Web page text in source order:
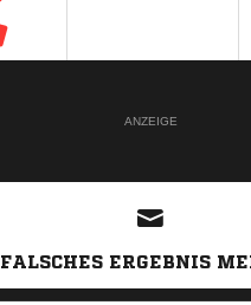
ANZEIGE
FALSCHES ERGEBNIS